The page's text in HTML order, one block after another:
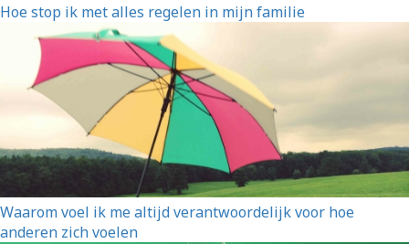
Hoe stop ik met alles regelen in mijn familie
Waarom voel ik me altijd verantwoordelijk voor hoe
anderen zich voelen